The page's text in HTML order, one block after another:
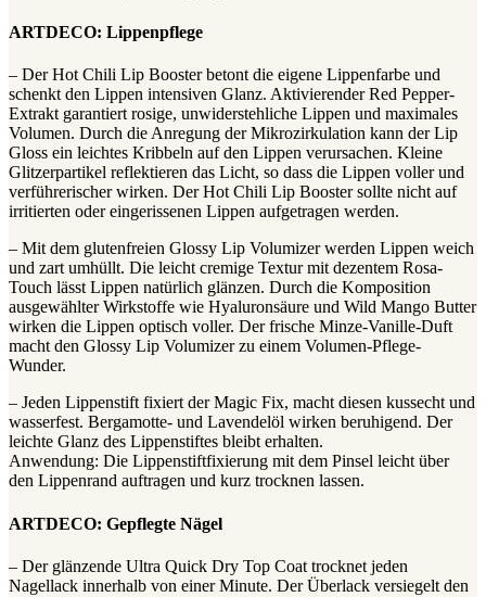
ARTDECO: Lippenpflege
– Der Hot Chili Lip Booster betont die eigene Lippenfarbe und
schenkt den Lippen intensiven Glanz. Aktivierender Red Pepper-
Extrakt garantiert rosige, unwiderstehliche Lippen und maximales
Volumen. Durch die Anregung der Mikrozirkulation kann der Lip
Gloss ein leichtes Kribbeln auf den Lippen verursachen. Kleine
Glitzerpartikel reflektieren das Licht, so dass die Lippen voller und
verführerischer wirken. Der Hot Chili Lip Booster sollte nicht auf
irritierten oder eingerissenen Lippen aufgetragen werden.
– Mit dem glutenfreien Glossy Lip Volumizer werden Lippen weich
und zart umhüllt. Die leicht cremige Textur mit dezentem Rosa-
Touch lässt Lippen natürlich glänzen. Durch die Komposition
ausgewählter Wirkstoffe wie Hyaluronsäure und Wild Mango Butter
wirken die Lippen optisch voller. Der frische Minze-Vanille-Duft
macht den Glossy Lip Volumizer zu einem Volumen-Pflege-
Wunder.
– Jeden Lippenstift fixiert der Magic Fix, macht diesen kussecht und
wasserfest. Bergamotte- und Lavendelöl wirken beruhigend. Der
leichte Glanz des Lippenstiftes bleibt erhalten.
Anwendung: Die Lippenstiftfixierung mit dem Pinsel leicht über
den Lippenrand auftragen und kurz trocknen lassen.
ARTDECO: Gepflegte Nägel
– Der glänzende Ultra Quick Dry Top Coat trocknet jeden
Nagellack innerhalb von einer Minute. Der Überlack versiegelt den